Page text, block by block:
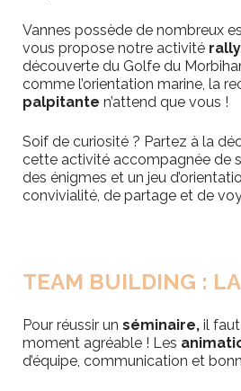
Vannes possède de nombreux
vous propose notre activité
découverte du Golfe du
comme l’orientation marine, la
palpitante n’attend que vous !
Soif de curiosité ? Partez à la
cette activité accompagnée de
des énigmes et un jeu
convivialité, de partage et de
TEAM BUILDING :
Pour réussir un séminaire,il faut
moment agréable ! Les
d’équipe, communication et